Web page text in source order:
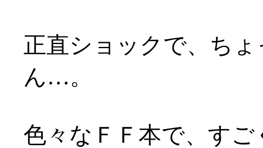
正直ショックで、ち
ん…。
色々なＦＦ本で、す